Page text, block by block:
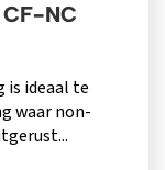
NC
is ideaal te
waar non-